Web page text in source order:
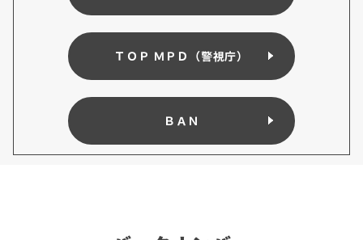
ＴＯＰ ＭＰＤ（警視庁）
ＢＡＮ